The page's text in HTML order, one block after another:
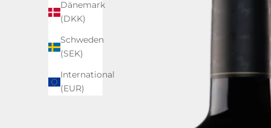
Dänemark
(DKK)
Schweden
(SEK)
International
(EUR)